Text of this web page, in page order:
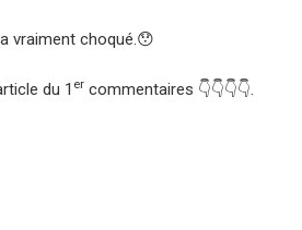
vraiment choqué.😯
du 1 er commentaires 👇👇👇👇.